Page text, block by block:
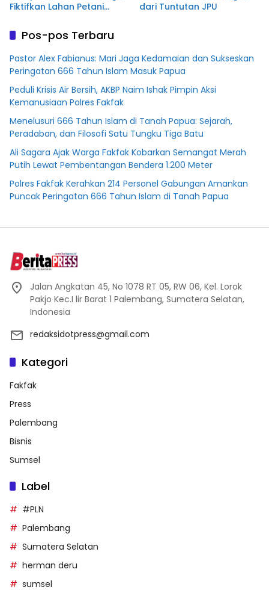
Fiktifkan Lahan Petani
dari Tuntutan JPU
Pos-pos Terbaru
Pastor Alex Fabianus: Mari Jaga Kedamaian dan Sukseskan
Peringatan 666 Tahun Islam Masuk Papua
Peduli Krisis Air Bersih, AKBP Naim Ishak Pimpin Aksi
Kemanusiaan Polres Fakfak
Menelusuri 666 Tahun Islam di Tanah Papua: Sejarah,
Peradaban, dan Filosofi Satu Tungku Tiga Batu
Ali Sagara Ajak Warga Fakfak Kobarkan Semangat Merah
Putih Lewat Pembentangan Bendera 1.200 Meter
Polres Fakfak Kerahkan 214 Personel Gabungan Amankan
Puncak Peringatan 666 Tahun Islam di Tanah Papua
Jalan Angkatan 45, No 1078 RT 05, RW 06, Kel. Lorok
Pakjo Kec.I lir Barat 1 Palembang, Sumatera Selatan,
Indonesia
redaksidotpress@gmail.com
Kategori
Fakfak
Press
Palembang
Bisnis
Sumsel
Label
#PLN
Palembang
Sumatera Selatan
herman deru
sumsel